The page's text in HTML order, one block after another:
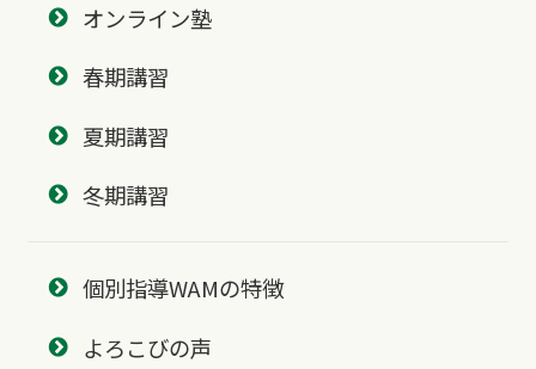
オンライン塾
春期講習
夏期講習
冬期講習
個別指導WAMの特徴
よろこびの声